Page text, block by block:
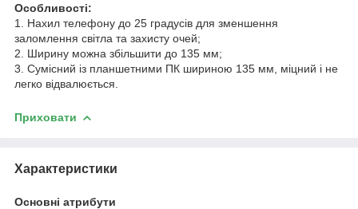
Особливості:
1. Нахил телефону до 25 градусів для зменшення
заломлення світла та захисту очей;
2. Ширину можна збільшити до 135 мм;
3. Сумісний із планшетними ПК шириною 135 мм, міцний і не
легко відвалюється.
Приховати
Характеристики
Основні атрибути